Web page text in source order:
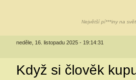
Největší pí***iny na
neděle, 16. listopadu 2025 - 19:14:31
Když si člověk